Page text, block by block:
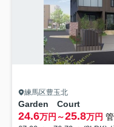
練馬区豊玉北
Garden Court
24.6万円～25.8万円